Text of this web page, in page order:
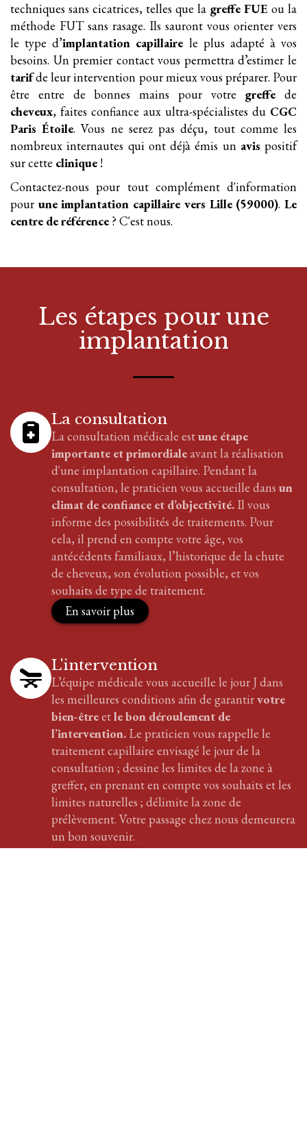
techniques sans cicatrices, telles que la greffe FUE ou la
méthode FUT sans rasage. Ils sauront vous orienter vers
le type d’implantation capillaire le plus adapté à vos
besoins. Un premier contact vous permettra d’estimer le
tarifde leur intervention pour mieux vous préparer. Pour
être entre de bonnes mains pour votre greffe de
cheveux, faites confiance aux ultra-spécialistes du CGC
Paris Étoile. Vous ne serez pas déçu, tout comme les
nombreux internautes qui ont déjà émis un avis positif
sur cette clinique !
Contactez-nous pour tout complément d'information
pour une implantation capillaire vers Lille (59000).Le
centre de référence ? C'est nous.
Les étapes pour une
implantation
La consultation
La consultation médicale estune étape
importante et primordialeavant la réalisation
d'une implantation capillaire. Pendant la
consultation, le praticien vous accueille dans un
climat de confiance et d’objectivité. Il vous
informe des possibilités de traitements. Pour
cela, il prend en compte votre âge, vos
antécédents familiaux, l’historique de la chute
de cheveux, son évolution possible, et vos
souhaits de type de traitement.
En savoir plus
L'intervention
L’équipe médicale vous accueille le jour J dans
les meilleures conditions afin de garantirvotre
bien-êtreetle bon déroulement de
l’intervention. Le praticien vous rappelle le
traitementcapillaire envisagé le jour de la
consultation ; dessine les limites de la zone à
greffer, en prenant en compte vos souhaits et les
limites naturelles ; délimite la zone de
prélèvement. Votre passage chez nous demeurera
un bon souvenir.